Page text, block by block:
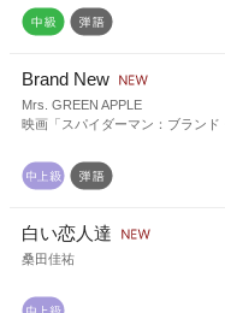
Brand New
Mrs. GREEN APPLE
映画「スパイダーマン：ブラン
白い恋人達
桑田佳祐